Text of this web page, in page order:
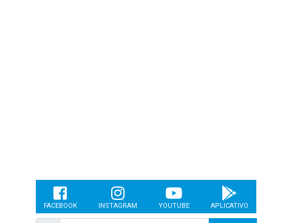
FACEBOOK INSTAGRAM YOUTUBE APLICATIVO